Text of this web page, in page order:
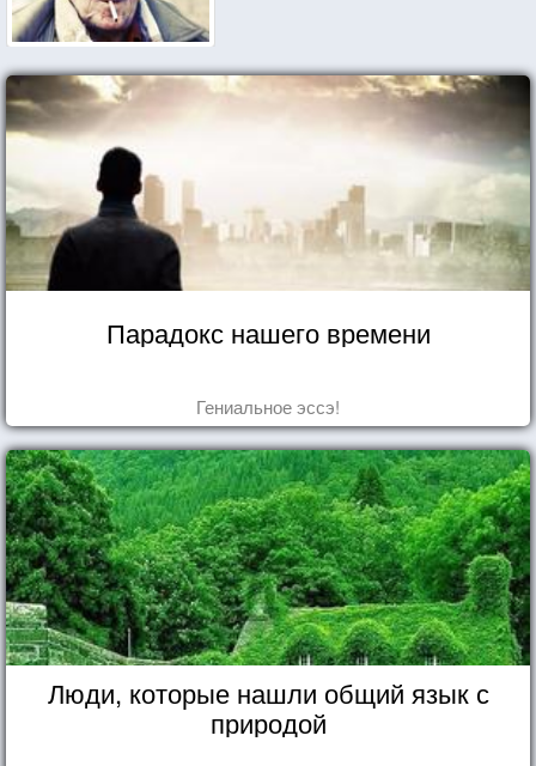
Парадокс нашего времени
Гениальное эссэ!
Люди, которые нашли общий язык с
природой